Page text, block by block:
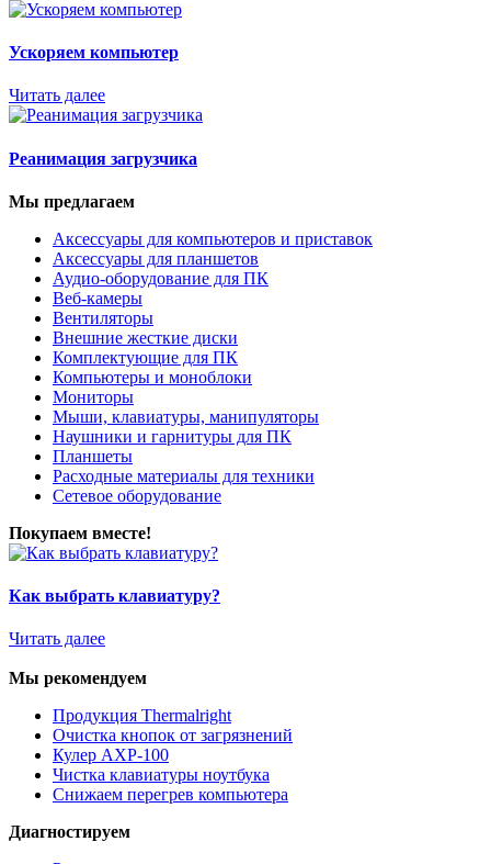
Ускоряем компьютер
Читать далее
Реанимация загрузчика
Мы предлагаем
Аксессуары для компьютеров и приставок
Аксессуары для планшетов
Аудио-оборудование для ПК
Веб-камеры
Вентиляторы
Внешние жесткие диски
Комплектующие для ПК
Компьютеры и моноблоки
Мониторы
Мыши, клавиатуры, манипуляторы
Наушники и гарнитуры для ПК
Планшеты
Расходные материалы для техники
Сетевое оборудование
Покупаем вместе!
Как выбрать клавиатуру?
Читать далее
Мы рекомендуем
Продукция Thermalright
Очистка кнопок от загрязнений
Кулер AXP-100
Чистка клавиатуры ноутбука
Снижаем перегрев компьютера
Диагностируем